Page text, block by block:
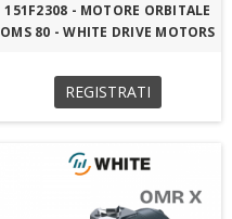
151F2308 - MOTORE ORBITALE
OMS 80 - WHITE DRIVE MOTORS
REGISTRATI